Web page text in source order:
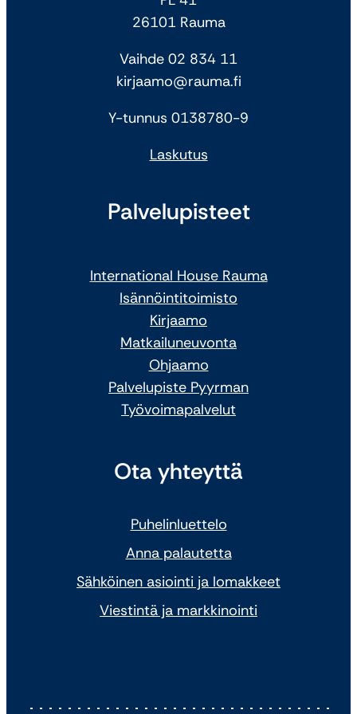
26101 Rauma
Vaihde 02 834 11
kirjaamo@rauma.fi
Y-tunnus 0138780-9
Laskutus
Palvelupisteet
International House Rauma
Isännöintitoimisto
Kirjaamo
Matkailuneuvonta
Ohjaamo
Palvelupiste Pyyrman
Työvoimapalvelut
Ota yhteyttä
Puhelinluettelo
Anna palautetta
Sähköinen asiointi ja lomakkeet
Viestintä ja markkinointi